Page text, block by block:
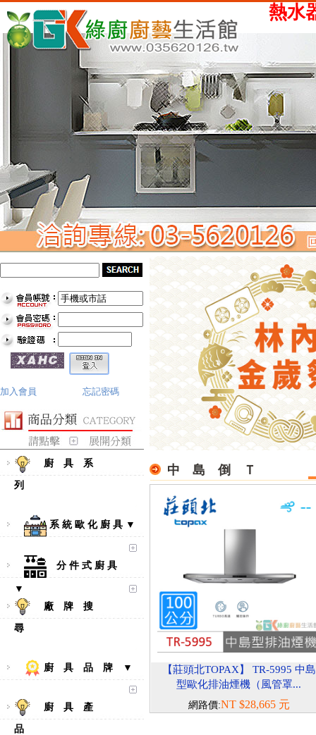
熱水器、瓦斯爐
加入會員 忘記密碼
廚 具 系
列
系 統 歐 化 廚 具 ▼
分 件 式 廚 具
▼
廠 牌 搜
尋
廚 具 品 牌 ▼
廚 具 產
品
中 島 倒 Ｔ
【莊頭北TOPAX】 TR-5995 中島
型歐化排油煙機（風管罩...
網路價:NT $28,665 元